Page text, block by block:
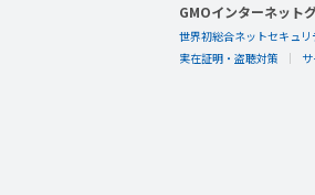
GMOインターネット
世界初総合ネットセキュリ
実在証明・盗聴対策